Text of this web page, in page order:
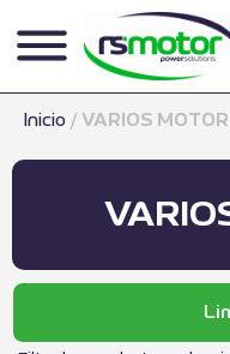
Inicio / VARIOS